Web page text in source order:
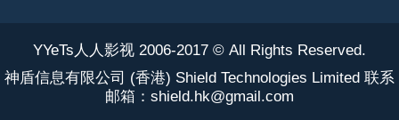
YYeTs人人影视 2006-2017 © All Rights Reserved.
神盾信息有限公司 (香港) Shield Technologies Limited 联系
邮箱：shield.hk@gmail.com